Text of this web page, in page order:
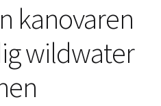
kanovaren
wildwater